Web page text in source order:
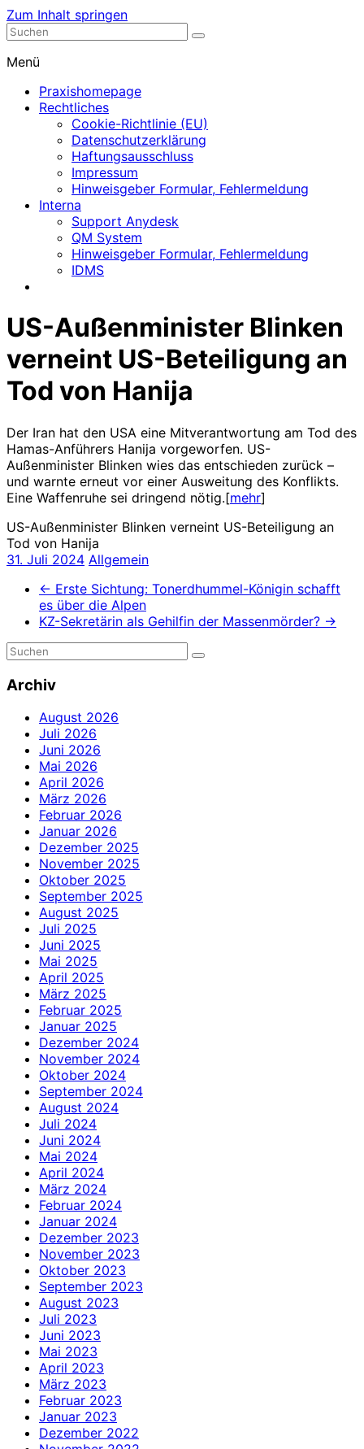
Zum Inhalt springen
Nephrologische Praxis mit Dialyse
Menü
Praxishomepage
Rechtliches
Cookie-Richtlinie (EU)
Datenschutzerklärung
Haftungsausschluss
Impressum
Hinweisgeber Formular, Fehlermeldung
Interna
Support Anydesk
QM System
Hinweisgeber Formular, Fehlermeldung
IDMS
US-Außenminister Blinken
verneint US-Beteiligung an
Tod von Hanija
Der Iran hat den USA eine Mitverantwortung am Tod des
Hamas-Anführers Hanija vorgeworfen. US-
Außenminister Blinken wies das entschieden zurück –
und warnte erneut vor einer Ausweitung des Konflikts.
Eine Waffenruhe sei dringend nötig.[mehr]
US-Außenminister Blinken verneint US-Beteiligung an
Tod von Hanija
31. Juli 2024 Allgemein
← Erste Sichtung: Tonerdhummel-Königin schafft
es über die Alpen
KZ-Sekretärin als Gehilfin der Massenmörder? →
Archiv
August 2026
Juli 2026
Juni 2026
Mai 2026
April 2026
März 2026
Februar 2026
Januar 2026
Dezember 2025
November 2025
Oktober 2025
September 2025
August 2025
Juli 2025
Juni 2025
Mai 2025
April 2025
März 2025
Februar 2025
Januar 2025
Dezember 2024
November 2024
Oktober 2024
September 2024
August 2024
Juli 2024
Juni 2024
Mai 2024
April 2024
März 2024
Februar 2024
Januar 2024
Dezember 2023
November 2023
Oktober 2023
September 2023
August 2023
Juli 2023
Juni 2023
Mai 2023
April 2023
März 2023
Februar 2023
Januar 2023
Dezember 2022